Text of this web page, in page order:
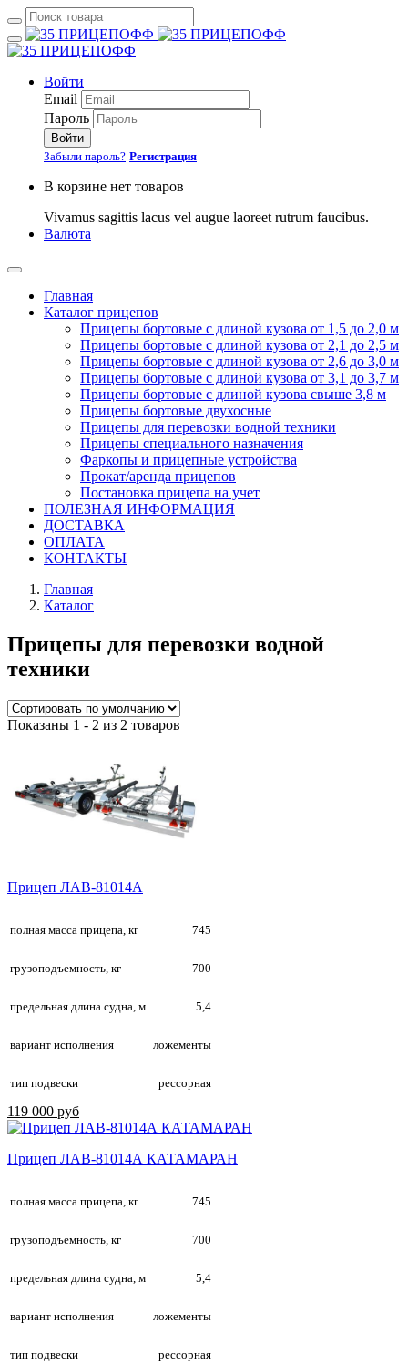
Войти
Email
Пароль
Войти
Забыли пароль? Регистрация
В корзине нет товаров
Vivamus sagittis lacus vel augue laoreet rutrum faucibus.
Валюта
Главная
Каталог прицепов
Прицепы бортовые с длиной кузова от 1,5 до 2,0 м
Прицепы бортовые с длиной кузова от 2,1 до 2,5 м
Прицепы бортовые с длиной кузова от 2,6 до 3,0 м
Прицепы бортовые с длиной кузова от 3,1 до 3,7 м
Прицепы бортовые с длиной кузова свыше 3,8 м
Прицепы бортовые двухосные
Прицепы для перевозки водной техники
Прицепы специального назначения
Фаркопы и прицепные устройства
Прокат/аренда прицепов
Постановка прицепа на учет
ПОЛЕЗНАЯ ИНФОРМАЦИЯ
ДОСТАВКА
ОПЛАТА
КОНТАКТЫ
Главная
Каталог
Прицепы для перевозки водной
техники
Показаны 1 - 2 из 2 товаров
Прицеп ЛАВ-81014А
полная масса прицепа, кг 745
грузоподъемность, кг 700
предельная длина судна, м 5,4
вариант исполнения ложементы
тип подвески рессорная
119 000 руб
Прицеп ЛАВ-81014А КАТАМАРАН
полная масса прицепа, кг 745
грузоподъемность, кг 700
предельная длина судна, м 5,4
вариант исполнения ложементы
тип подвески рессорная